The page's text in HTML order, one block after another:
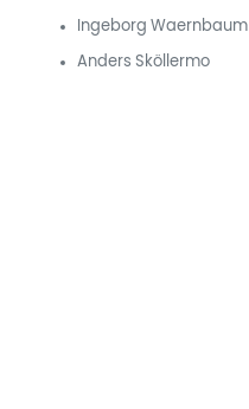
Ingeborg Waernbaum
Anders Sköllermo